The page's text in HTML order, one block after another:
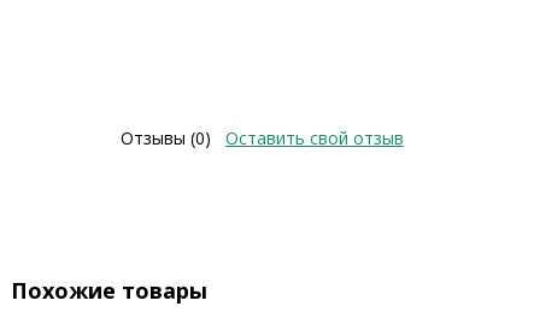
Отзывы (0) Оставить свой отзыв
Похожие товары